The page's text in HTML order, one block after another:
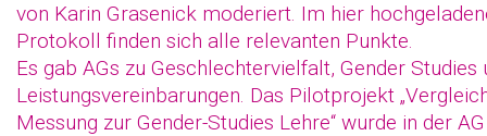
von Karin Grasenick moderiert. Im hier
Protokoll finden sich alle relevanten Punkte.
Es gab AGs zu Geschlechtervielfalt, Gender Studies
Leistungsvereinbarungen. Das Pilotprojekt
Messung zur Gender-Studies Lehre“ wurde in der